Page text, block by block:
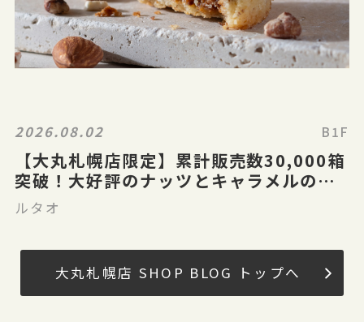
2026.08.02 B1F
【大丸札幌店限定】累計販売数30,000箱
突破！大好評のナッツとキャラメルのガ
レット「ガレナッティ」
ルタオ
大丸札幌店 SHOP BLOG トップへ